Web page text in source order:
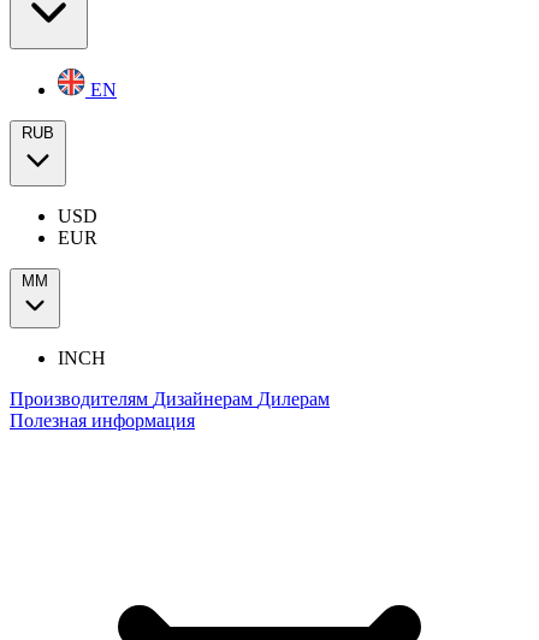
EN
RUB
USD
EUR
ММ
INCH
Производителям Дизайнерам Дилерам
Полезная информация